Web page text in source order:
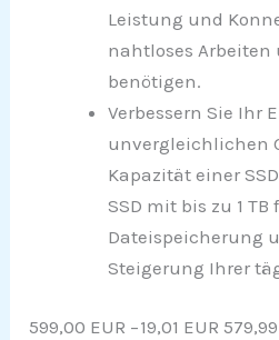
Leistung und
nahtloses Arbeiten
benötigen.
Verbessern Sie Ihr
unvergleichlichen
Kapazität einer
SSD mit bis zu 1
Dateispeicherung
Steigerung Ihrer
599,00 EUR −19,01 EUR